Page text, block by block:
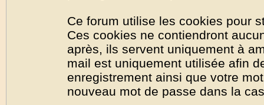
Ce forum utilise les cookies pour
Ces cookies ne contiendront
après, ils servent uniquement à
mail est uniquement utilisée afin
enregistrement ainsi que votre
nouveau mot de passe dans la